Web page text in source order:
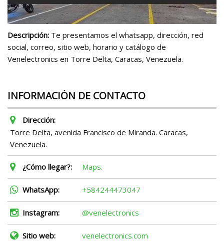
Descripción: Te presentamos el whatsapp, dirección, red
social, correo, sitio web, horario y catálogo de
Venelectronics en Torre Delta, Caracas, Venezuela.
INFORMACIÓN DE CONTACTO
Dirección:
Torre Delta, avenida Francisco de Miranda. Caracas,
Venezuela.
¿Cómo llegar?: Maps.
WhatsApp: +584244473047
Instagram: @venelectronics
Sitio web: venelectronics.com